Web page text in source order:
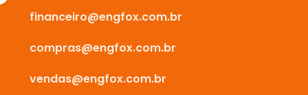
financeiro@engfox.com.br
compras@engfox.com.br
vendas@engfox.com.br